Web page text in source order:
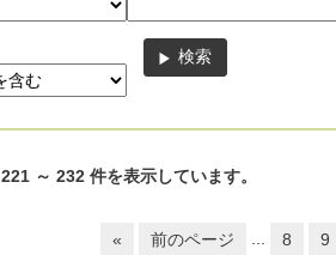
221 ～ 232 件を表示しています。
« 前のページ ... 8 9